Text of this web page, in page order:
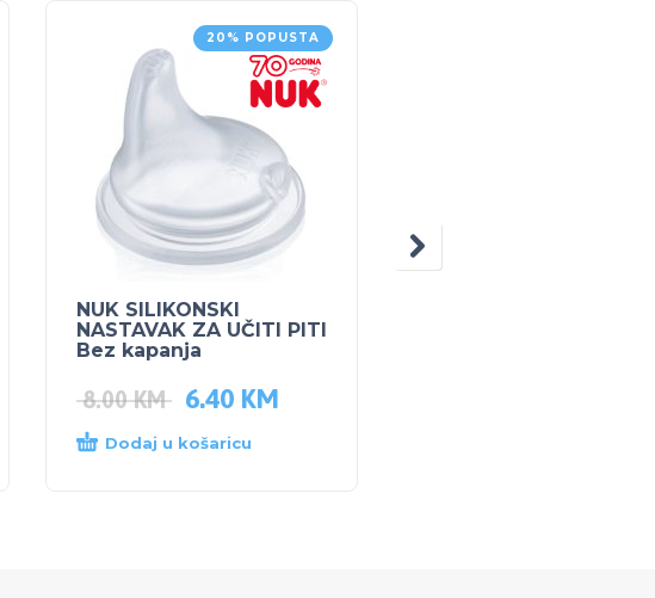
20% POPUSTA
NUK SILIKONSKI
NASTAVAK ZA UČITI PITI
Bez kapanja
8.00KM 6.40 KM
Dodaj u košaricu